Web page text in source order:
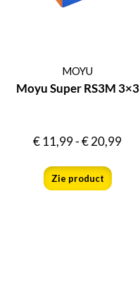
MOYU
Moyu Super RS3M 3×3
€11,99-€20,99
Zie product